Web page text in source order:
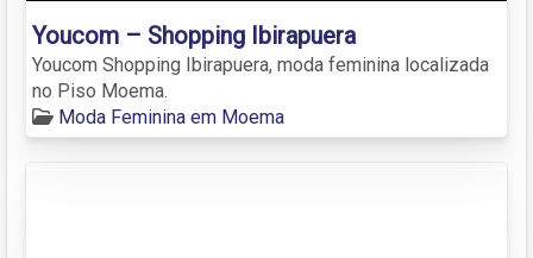
Youcom – Shopping Ibirapuera
Youcom Shopping Ibirapuera, moda feminina localizada
no Piso Moema.
Moda Feminina em Moema